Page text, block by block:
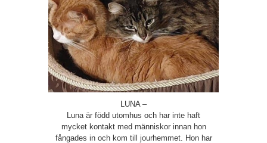
LUNA –
Luna är född utomhus och har inte haft
mycket kontakt med människor innan hon
fångades in och kom till jourhemmet. Hon har